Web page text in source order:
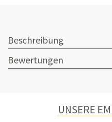
Beschreibung
Bewertungen
UNSERE